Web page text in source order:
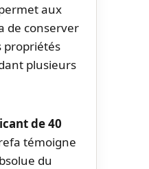
aux
de conserver
propriétés
plusieurs
de 40
témoigne
du